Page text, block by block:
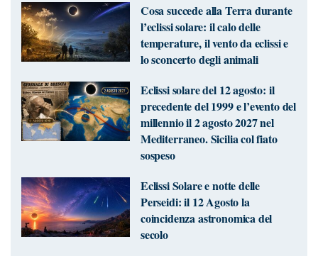
Cosa succede alla Terra durante
l’eclissi solare: il calo delle
temperature, il vento da eclissi e
lo sconcerto degli animali
Eclissi solare del 12 agosto: il
precedente del 1999 e l’evento del
millennio il 2 agosto 2027 nel
Mediterraneo. Sicilia col fiato
sospeso
Eclissi Solare e notte delle
Perseidi: il 12 Agosto la
coincidenza astronomica del
secolo